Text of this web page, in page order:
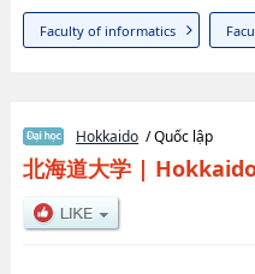
Faculty of informatics
Hokkaido / Quốc lập
北海道大学|